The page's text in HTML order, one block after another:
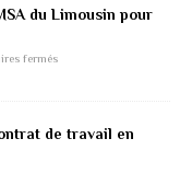
du Limousin pour
fermés
de travail en